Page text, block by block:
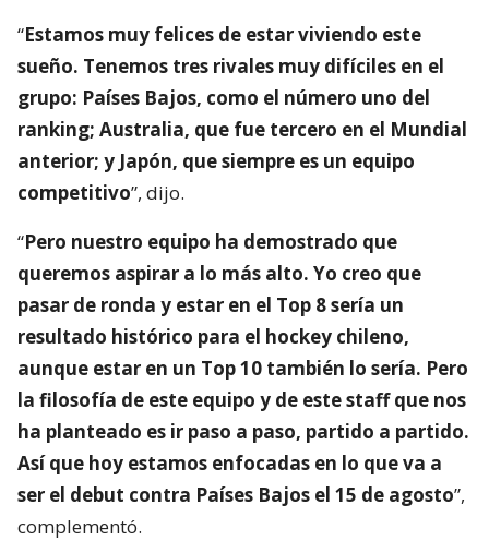
“Estamos muy felices de estar viviendo este
sueño. Tenemos tres rivales muy difíciles en el
grupo: Países Bajos, como el número uno del
ranking; Australia, que fue tercero en el Mundial
anterior; y Japón, que siempre es un equipo
competitivo”, dijo.
“Pero nuestro equipo ha demostrado que
queremos aspirar a lo más alto. Yo creo que
pasar de ronda y estar en el Top 8 sería un
resultado histórico para el hockey chileno,
aunque estar en un Top 10 también lo sería. Pero
la filosofía de este equipo y de este staff que nos
ha planteado es ir paso a paso, partido a partido.
Así que hoy estamos enfocadas en lo que va a
ser el debut contra Países Bajos el 15 de agosto”,
complementó.